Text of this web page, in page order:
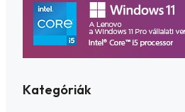
Kategóriák